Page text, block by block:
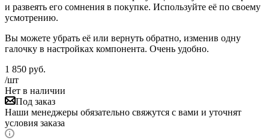
и развеять его сомнения в покупке. Используйте её по своему
усмотрению.
Вы можете убрать её или вернуть обратно, изменив одну
галочку в настройках компонента. Очень удобно.
1 850 руб.
/шт
Нет в наличии
Под заказ
Наши менеджеры обязательно свяжутся с вами и уточнят
условия заказа